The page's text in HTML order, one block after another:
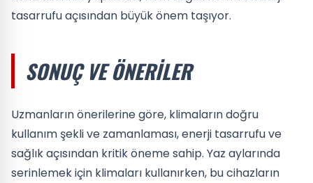
tasarrufu açısından büyük önem taşıyor.
SONUÇ VE ÖNERILER
Uzmanların önerilerine göre, klimaların doğru
kullanım şekli ve zamanlaması, enerji tasarrufu ve
sağlık açısından kritik öneme sahip. Yaz aylarında
serinlemek için klimaları kullanırken, bu cihazların